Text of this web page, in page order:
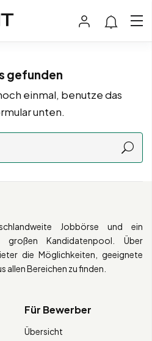
gefunden
einmal, benutze das
unten.
Jobbörse und ein
Kandidatenpool. Über
die Möglichkeiten, geeignete
allen Bereichen zu finden.
Für Bewerber
Übersicht